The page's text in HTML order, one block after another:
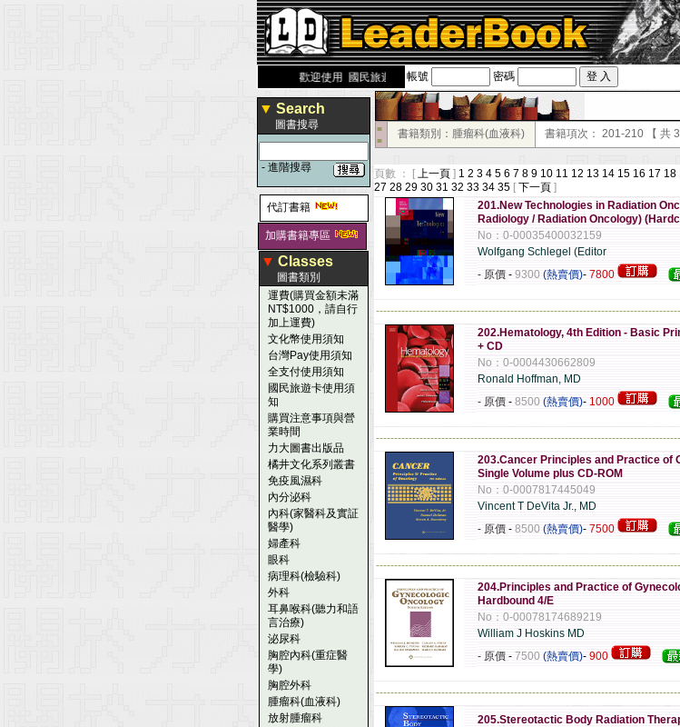
歡迎使用 國民旅遊卡！！ 帳號 密碼
▼ Search
圖書搜尋
- 進階搜尋
代訂書籍
加購書籍專區
▼ Classes
圖書類別
運費(購買金額未滿
NT$1000，請自行
加上運費)
文化幣使用須知
台灣Pay使用須知
全支付使用須知
國民旅遊卡使用須
知
購買注意事項與營
業時間
力大圖書出版品
橘井文化系列叢書
免疫風濕科
內分泌科
內科(家醫科及實証
醫學)
婦產科
眼科
病理科(檢驗科)
外科
耳鼻喉科(聽力和語
言治療)
泌尿科
胸腔內科(重症醫
學)
胸腔外科
腫瘤科(血液科)
放射腫瘤科
■
■
書籍類別：腫瘤科(血液科) 書籍項次： 201-210 【 共
頁數 ： [ 上一頁 ] 1 2 3 4 5 6 7 8 9 10 11 12 13 14 15 16 17 18
27 28 29 30 31 32 33 34 35 [ 下一頁 ]
201.New Technologies in Radiation
Radiology / Radiation Oncology)
No：0-00035400032159
Wolfgang Schlegel (Editor
- 原價 - 9300 (熱賣價)- 7800
202.Hematology, 4th Edition - Basic
+ CD
No：0-0004430662809
Ronald Hoffman, MD
- 原價 - 8500 (熱賣價)- 1000
203.Cancer Principles and Practice of
Single Volume plus CD-ROM
No：0-0007817445049
Vincent T DeVita Jr., MD
- 原價 - 8500 (熱賣價)- 7500
204.Principles and Practice of
Hardbound 4/E
No：0-00078174689219
William J Hoskins MD
- 原價 - 7500 (熱賣價)- 900
205.Stereotactic Body Radiation